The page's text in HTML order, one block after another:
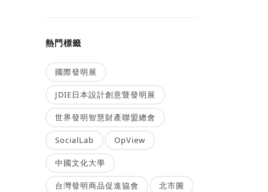
熱門標籤
國際發明展
JDIE日本設計創意暨發明展
世界發明智慧財產聯盟總會
SocialLab OpView
中國文化大學
台灣發明商品促進協會 北市圖